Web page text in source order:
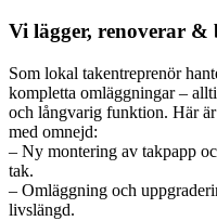
Vi lägger, renoverar
Som lokal takentreprenör
kompletta omläggningar –
och långvarig funktion. Här
med omnejd:
– Ny montering av takpapp
tak.
– Omläggning och
livslängd.